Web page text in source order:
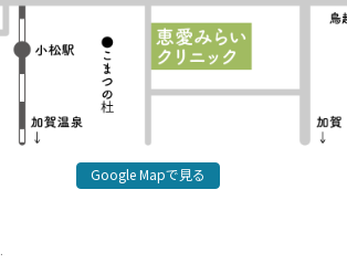
Google Mapで見る